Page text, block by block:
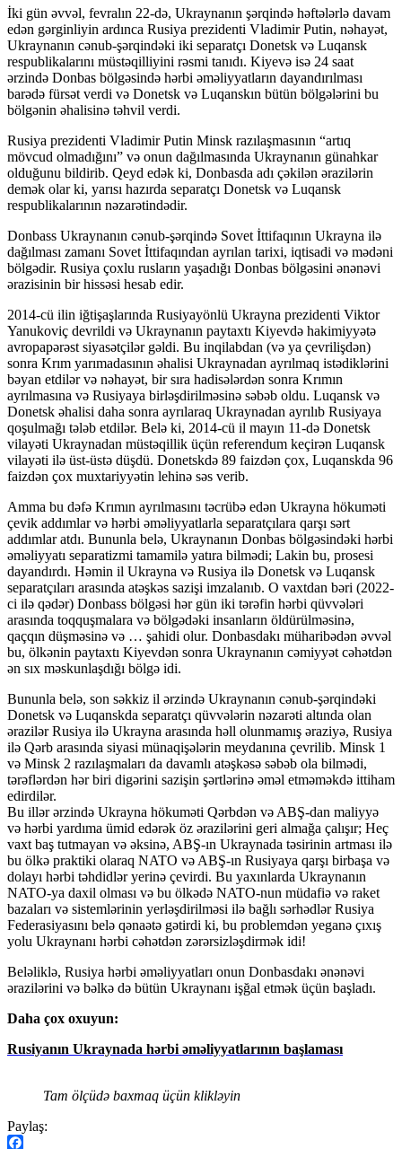
İki gün əvvəl, fevralın 22-də, Ukraynanın şərqində həftələrlə davam
edən gərginliyin ardınca Rusiya prezidenti Vladimir Putin, nəhayət,
Ukraynanın cənub-şərqindəki iki separatçı Donetsk və Luqansk
respublikalarını müstəqilliyini rəsmi tanıdı. Kiyevə isə 24 saat
ərzində Donbas bölgəsində hərbi əməliyyatların dayandırılması
barədə fürsət verdi və Donetsk və Luqanskın bütün bölgələrini bu
bölgənin əhalisinə təhvil verdi.
Rusiya prezidenti Vladimir Putin Minsk razılaşmasının “artıq
mövcud olmadığını” və onun dağılmasında Ukraynanın günahkar
olduğunu bildirib. Qeyd edək ki, Donbasda adı çəkilən ərazilərin
demək olar ki, yarısı hazırda separatçı Donetsk və Luqansk
respublikalarının nəzarətindədir.
Donbass Ukraynanın cənub-şərqində Sovet İttifaqının Ukrayna ilə
dağılması zamanı Sovet İttifaqından ayrılan tarixi, iqtisadi və mədəni
bölgədir. Rusiya çoxlu rusların yaşadığı Donbas bölgəsini ənənəvi
ərazisinin bir hissəsi hesab edir.
2014-cü ilin iğtişaşlarında Rusiyayönlü Ukrayna prezidenti Viktor
Yanukoviç devrildi və Ukraynanın paytaxtı Kiyevdə hakimiyyətə
avropapərəst siyasətçilər gəldi. Bu inqilabdan (və ya çevrilişdən)
sonra Krım yarımadasının əhalisi Ukraynadan ayrılmaq istədiklərini
bəyan etdilər və nəhayət, bir sıra hadisələrdən sonra Krımın
ayrılmasına və Rusiyaya birləşdirilməsinə səbəb oldu. Luqansk və
Donetsk əhalisi daha sonra ayrılaraq Ukraynadan ayrılıb Rusiyaya
qoşulmağı tələb etdilər. Belə ki, 2014-cü il mayın 11-də Donetsk
vilayəti Ukraynadan müstəqillik üçün referendum keçirən Luqansk
vilayəti ilə üst-üstə düşdü. Donetskdə 89 faizdən çox, Luqanskda 96
faizdən çox muxtariyyətin lehinə səs verib.
Amma bu dəfə Krımın ayrılmasını təcrübə edən Ukrayna hökuməti
çevik addımlar və hərbi əməliyyatlarla separatçılara qarşı sərt
addımlar atdı. Bununla belə, Ukraynanın Donbas bölgəsindəki hərbi
əməliyyatı separatizmi tamamilə yatıra bilmədi; Lakin bu, prosesi
dayandırdı. Həmin il Ukrayna və Rusiya ilə Donetsk və Luqansk
separatçıları arasında atəşkəs sazişi imzalanıb. O vaxtdan bəri (2022-
ci ilə qədər) Donbass bölgəsi hər gün iki tərəfin hərbi qüvvələri
arasında toqquşmalara və bölgədəki insanların öldürülməsinə,
qaçqın düşməsinə və … şahidi olur. Donbasdakı müharibədən əvvəl
bu, ölkənin paytaxtı Kiyevdən sonra Ukraynanın cəmiyyət cəhətdən
ən sıx məskunlaşdığı bölgə idi.
Bununla belə, son səkkiz il ərzində Ukraynanın cənub-şərqindəki
Donetsk və Luqanskda separatçı qüvvələrin nəzarəti altında olan
ərazilər Rusiya ilə Ukrayna arasında həll olunmamış əraziyə, Rusiya
ilə Qərb arasında siyasi münaqişələrin meydanına çevrilib. Minsk 1
və Minsk 2 razılaşmaları da davamlı atəşkəsə səbəb ola bilmədi,
tərəflərdən hər biri digərini sazişin şərtlərinə əməl etməməkdə ittiham
edirdilər.
Bu illər ərzində Ukrayna hökuməti Qərbdən və ABŞ-dan maliyyə
və hərbi yardıma ümid edərək öz ərazilərini geri almağa çalışır; Heç
vaxt baş tutmayan və əksinə, ABŞ-ın Ukraynada təsirinin artması ilə
bu ölkə praktiki olaraq NATO və ABŞ-ın Rusiyaya qarşı birbaşa və
dolayı hərbi təhdidlər yerinə çevirdi. Bu yaxınlarda Ukraynanın
NATO-ya daxil olması və bu ölkədə NATO-nun müdafiə və raket
bazaları və sistemlərinin yerləşdirilməsi ilə bağlı sərhədlər Rusiya
Federasiyasını belə qənaətə gətirdi ki, bu problemdən yeganə çıxış
yolu Ukraynanı hərbi cəhətdən zərərsizləşdirmək idi!
Beləliklə, Rusiya hərbi əməliyyatları onun Donbasdakı ənənəvi
ərazilərini və bəlkə də bütün Ukraynanı işğal etmək üçün başladı.
Daha çox oxuyun:
Rusiyanın Ukraynada hərbi əməliyyatlarının başlaması
Tam ölçüdə baxmaq üçün klikləyin
Paylaş: